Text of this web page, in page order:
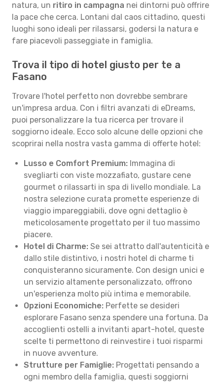
natura, un ritiro in campagna nei dintorni può offrire
la pace che cerca. Lontani dal caos cittadino, questi
luoghi sono ideali per rilassarsi, godersi la natura e
fare piacevoli passeggiate in famiglia.
Trova il tipo di hotel giusto per te a
Fasano
Trovare l'hotel perfetto non dovrebbe sembrare
un'impresa ardua. Con i filtri avanzati di eDreams,
puoi personalizzare la tua ricerca per trovare il
soggiorno ideale. Ecco solo alcune delle opzioni che
scoprirai nella nostra vasta gamma di offerte hotel:
Lusso e Comfort Premium: Immagina di
svegliarti con viste mozzafiato, gustare cene
gourmet o rilassarti in spa di livello mondiale. La
nostra selezione curata promette esperienze di
viaggio impareggiabili, dove ogni dettaglio è
meticolosamente progettato per il tuo massimo
piacere.
Hotel di Charme: Se sei attratto dall'autenticità e
dallo stile distintivo, i nostri hotel di charme ti
conquisteranno sicuramente. Con design unici e
un servizio altamente personalizzato, offrono
un'esperienza molto più intima e memorabile.
Opzioni Economiche: Perfette se desideri
esplorare Fasano senza spendere una fortuna. Da
accoglienti ostelli a invitanti apart-hotel, queste
scelte ti permettono di reinvestire i tuoi risparmi
in nuove avventure.
Strutture per Famiglie: Progettati pensando a
ogni membro della famiglia, questi soggiorni